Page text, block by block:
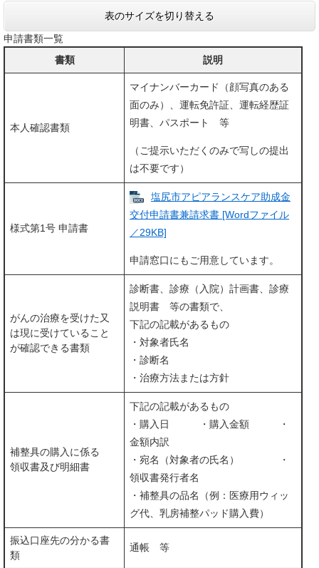
表のサイズを切り替える
申請書類一覧
書類
説明
本人確認書類
マイナンバーカード（顔写真のある
面のみ）、運転免許証、運転経歴証
明書、パスポート 等
（ご提示いただくのみで写しの提出
は不要です）
様式第1号 申請書
塩尻市アピアランスケア助成金
交付申請書兼請求書 [Wordファイル
／29KB]
申請窓口にもご用意しています。
がんの治療を受けた又
は現に受けていること
が確認できる書類
診断書、診療（入院）計画書、診療
説明書 等の書類で、
下記の記載があるもの
・対象者氏名
・診断名
・治療方法または方針
補整具の購入に係る
領収書及び明細書
下記の記載があるもの
​・購入日 ・購入金額 ・
金額内訳
・宛名（対象者の氏名） ・
領収書発行者名
・補整具の品名（例：医療用ウィッ
グ代、乳房補整パッド購入費）
振込口座先の分かる書
類
通帳 等